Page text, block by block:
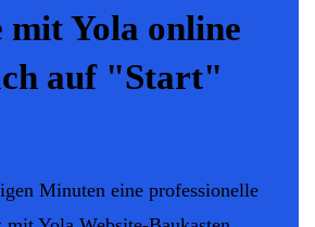
mit Yola online
auf "Start"
Minuten eine professionelle